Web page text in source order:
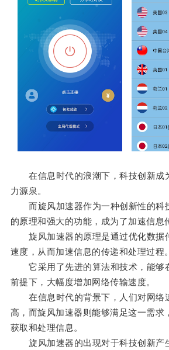
在信息时代的浪潮下，科技创新成
力源泉。
而旋风加速器作为一种创新性的科
的原理和强大的功能，成为了加速信息
旋风加速器的原理是通过优化数据
速度，从而加速信息的传递和处理过程。
它采用了先进的算法和技术，能够
前提下，大幅度增加网络传输速度。
在信息时代的背景下，人们对网络
高，而旋风加速器则能够满足这一需求
获取和处理信息。
旋风加速器的出现对于科技创新产